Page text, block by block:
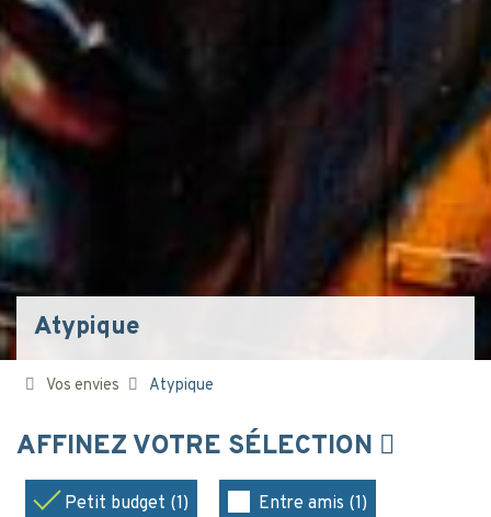
Atypique
Vos envies Atypique
AFFINEZ VOTRE SÉLECTION
Petit budget (1) Entre amis (1)